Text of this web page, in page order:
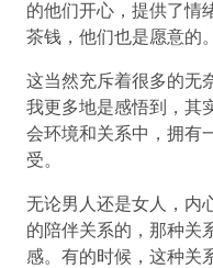
的他们开心，提供了情
茶钱，他们也是愿意的。
这当然充斥着很多的无
我更多地是感悟到，其
会环境和关系中，拥有
受。
无论男人还是女人，内
的陪伴关系的，那种关
感。有的时候，这种关